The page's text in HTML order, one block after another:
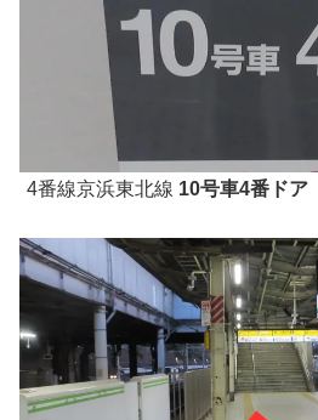
4番線京浜東北線 10号車4番ドア